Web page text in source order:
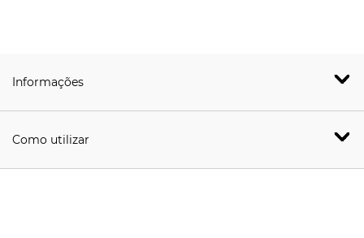
Informações
Como utilizar